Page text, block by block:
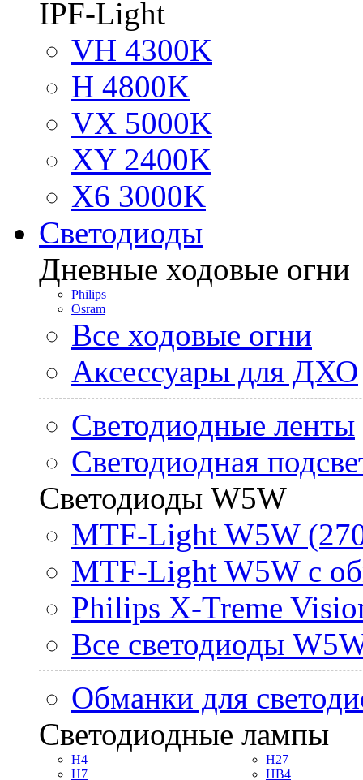
IPF-Light
VH 4300K
H 4800K
VX 5000K
XY 2400K
X6 3000K
Светодиоды
Дневные ходовые огни
Philips
Osram
Все ходовые огни
Аксессуары для ДХО
Светодиодные ленты
Светодиодная
Светодиоды W5W
MTF-Light W5W
MTF-Light W5W с
Philips X-Treme
Все светодиоды
Обманки для
Светодиодные лампы
H4
H7
H27
HB4